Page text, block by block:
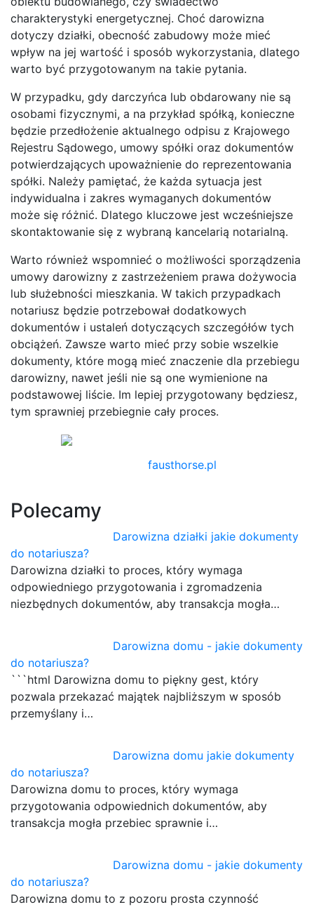
charakterystyki energetycznej. Choć darowizna
dotyczy działki, obecność zabudowy może mieć
wpływ na jej wartość i sposób wykorzystania, dlatego
warto być przygotowanym na takie pytania.
W przypadku, gdy darczyńca lub obdarowany nie są
osobami fizycznymi, a na przykład spółką, konieczne
będzie przedłożenie aktualnego odpisu z Krajowego
Rejestru Sądowego, umowy spółki oraz dokumentów
potwierdzających upoważnienie do reprezentowania
spółki. Należy pamiętać, że każda sytuacja jest
indywidualna i zakres wymaganych dokumentów
może się różnić. Dlatego kluczowe jest wcześniejsze
skontaktowanie się z wybraną kancelarią notarialną.
Warto również wspomnieć o możliwości sporządzenia
umowy darowizny z zastrzeżeniem prawa dożywocia
lub służebności mieszkania. W takich przypadkach
notariusz będzie potrzebował dodatkowych
dokumentów i ustaleń dotyczących szczegółów tych
obciążeń. Zawsze warto mieć przy sobie wszelkie
dokumenty, które mogą mieć znaczenie dla przebiegu
darowizny, nawet jeśli nie są one wymienione na
podstawowej liście. Im lepiej przygotowany będziesz,
tym sprawniej przebiegnie cały proces.
fausthorse.pl
Polecamy
Darowizna działki jakie dokumenty
do notariusza?
Darowizna działki to proces, który wymaga
odpowiedniego przygotowania i zgromadzenia
niezbędnych dokumentów, aby transakcja mogła…
Darowizna domu - jakie dokumenty
do notariusza?
```html Darowizna domu to piękny gest, który
pozwala przekazać majątek najbliższym w sposób
przemyślany i…
Darowizna domu jakie dokumenty
do notariusza?
Darowizna domu to proces, który wymaga
przygotowania odpowiednich dokumentów, aby
transakcja mogła przebiec sprawnie i…
Darowizna domu - jakie dokumenty
do notariusza?
Darowizna domu to z pozoru prosta czynność